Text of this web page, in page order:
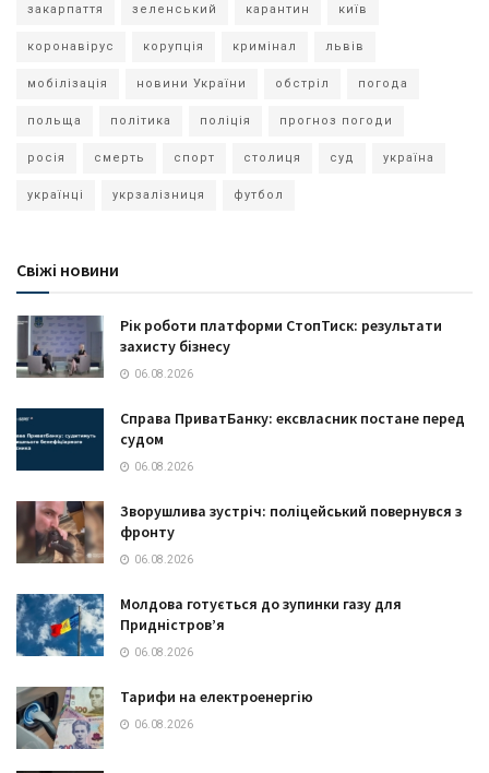
закарпаття зеленський карантин київ
коронавірус корупція кримінал львів
мобілізація новини України обстріл погода
польща політика поліція прогноз погоди
росія смерть спорт столиця суд україна
українці укрзалізниця футбол
Свіжі новини
Рік роботи платформи СтопТиск: результати
захисту бізнесу
06.08.2026
Справа ПриватБанку: ексвласник постане перед
судом
06.08.2026
Зворушлива зустріч: поліцейський повернувся з
фронту
06.08.2026
Молдова готується до зупинки газу для
Придністров’я
06.08.2026
Тарифи на електроенергію
06.08.2026